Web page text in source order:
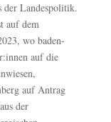
der Landespolitik.
auf dem
wo baden-
auf die
auf Antrag
der